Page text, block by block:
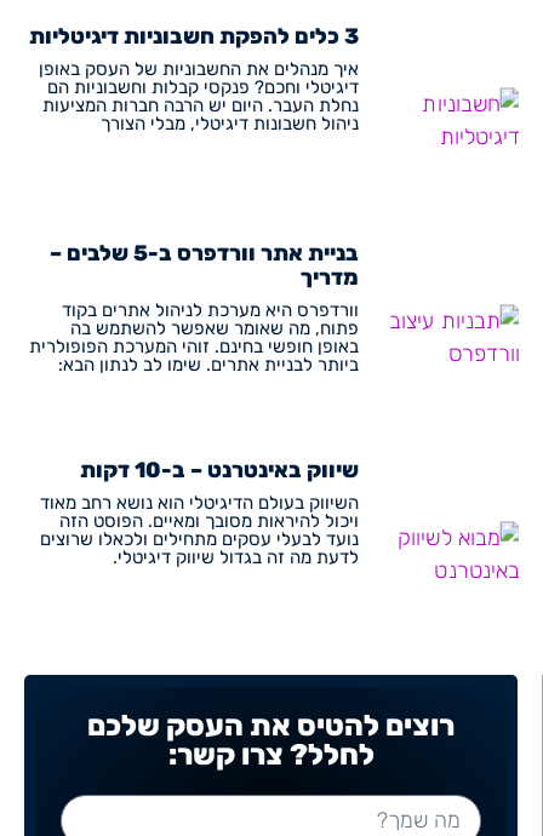
3 כלים להפקת חשבוניות דיגיטליות
איך מנהלים את החשבוניות של העסק באופן
דיגיטלי וחכם? פנקסי קבלות וחשבוניות הם
נחלת העבר. היום יש הרבה חברות המציעות
ניהול חשבונות דיגיטלי, מבלי הצורך
בניית אתר וורדפרס ב-5 שלבים –
מדריך
וורדפרס היא מערכת לניהול אתרים בקוד
פתוח, מה שאומר שאפשר להשתמש בה
באופן חופשי בחינם. זוהי המערכת הפופולרית
ביותר לבניית אתרים. שימו לב לנתון הבא:
שיווק באינטרנט – ב-10 דקות
השיווק בעולם הדיגיטלי הוא נושא רחב מאוד
ויכול להיראות מסובך ומאיים. הפוסט הזה
נועד לבעלי עסקים מתחילים ולכאלו שרוצים
לדעת מה זה בגדול שיווק דיגיטלי.
רוצים להטיס את העסק שלכם
לחלל? צרו קשר: